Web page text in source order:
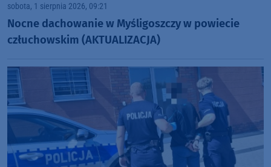
sobota, 1 sierpnia 2026, 09:21
Nocne dachowanie w Myśligoszczy w powiecie
człuchowskim (AKTUALIZACJA)